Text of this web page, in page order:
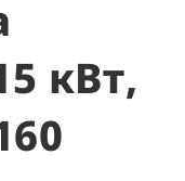
кВт,